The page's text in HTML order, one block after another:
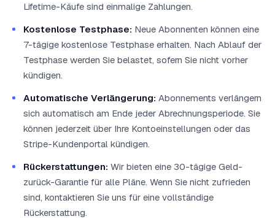
Lifetime-Käufe sind einmalige Zahlungen.
Kostenlose Testphase: Neue Abonnenten können eine
7-tägige kostenlose Testphase erhalten. Nach Ablauf der
Testphase werden Sie belastet, sofern Sie nicht vorher
kündigen.
Automatische Verlängerung: Abonnements verlängern
sich automatisch am Ende jeder Abrechnungsperiode. Sie
können jederzeit über Ihre Kontoeinstellungen oder das
Stripe-Kundenportal kündigen.
Rückerstattungen: Wir bieten eine 30-tägige Geld-
zurück-Garantie für alle Pläne. Wenn Sie nicht zufrieden
sind, kontaktieren Sie uns für eine vollständige
Rückerstattung.